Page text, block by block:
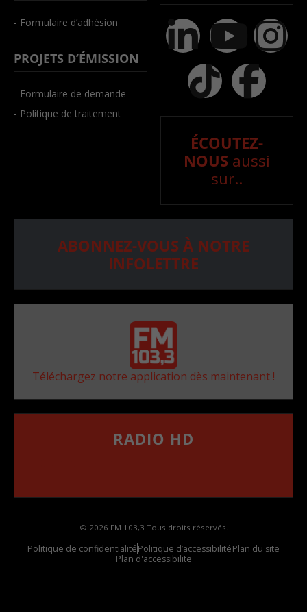
- Formulaire d’adhésion
PROJETS D’ÉMISSION
- Formulaire de demande
- Politique de traitement
ÉCOUTEZ-
NOUS aussi
sur..
ABONNEZ-VOUS À NOTRE
INFOLETTRE
Téléchargez notre application dès maintenant !
RADIO HD
© 2026 FM 103,3 Tous droits réservés.
Politique de confidentialitéPolitique d’accessibilitéPlan du site
Plan d'accessibilite